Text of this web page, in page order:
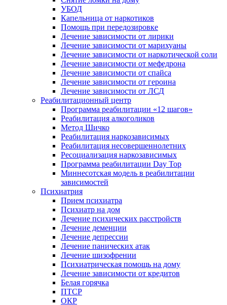
УБОД
Капельница от наркотиков
Помощь при передозировке
Лечение зависимости от лирики
Лечение зависимости от марихуаны
Лечение зависимости от наркотической соли
Лечение зависимости от мефедрона
Лечение зависимости от спайса
Лечение зависимости от героина
Лечение зависимости от ЛСД
Реабилитационный центр
Программа реабилитации «12 шагов»
Реабилитация алкоголиков
Метод Шичко
Реабилитация наркозависимых
Реабилитация несовершеннолетних
Ресоциализация наркозависимых
Программа реабилитации Day Top
Миннесотская модель в реабилитации
зависимостей
Психиатрия
Прием психиатра
Психиатр на дом
Лечение психических расстройств
Лечение деменции
Лечение депрессии
Лечение панических атак
Лечение шизофрении
Психиатрическая помощь на дому
Лечение зависимости от кредитов
Белая горячка
ПТСР
ОКР